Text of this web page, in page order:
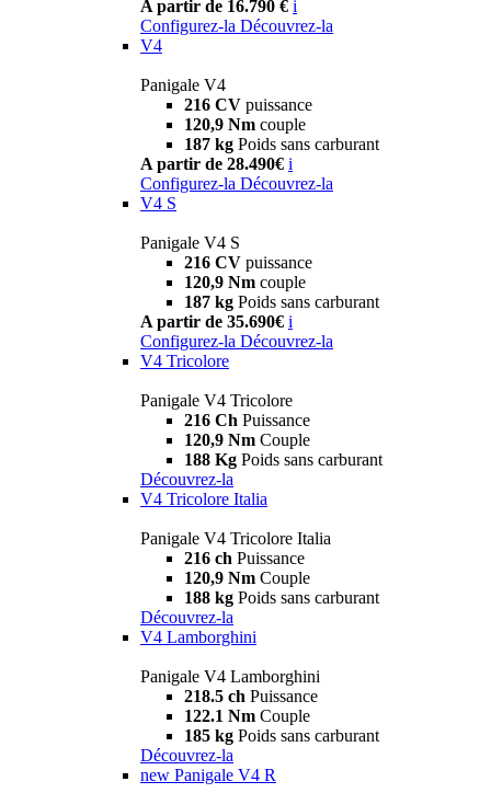
A partir de 16.790 € i
Configurez-la Découvrez-la
V4
Panigale V4
216 CV puissance
120,9 Nm couple
187 kg Poids sans carburant
A partir de 28.490€ i
Configurez-la Découvrez-la
V4 S
Panigale V4 S
216 CV puissance
120,9 Nm couple
187 kg Poids sans carburant
A partir de 35.690€ i
Configurez-la Découvrez-la
V4 Tricolore
Panigale V4 Tricolore
216 Ch Puissance
120,9 Nm Couple
188 Kg Poids sans carburant
Découvrez-la
V4 Tricolore Italia
Panigale V4 Tricolore Italia
216 ch Puissance
120,9 Nm Couple
188 kg Poids sans carburant
Découvrez-la
V4 Lamborghini
Panigale V4 Lamborghini
218.5 ch Puissance
122.1 Nm Couple
185 kg Poids sans carburant
Découvrez-la
new Panigale V4 R